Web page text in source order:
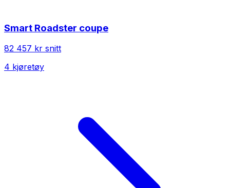
Smart Roadster coupe
82 457 kr snitt
4 kjøretøy